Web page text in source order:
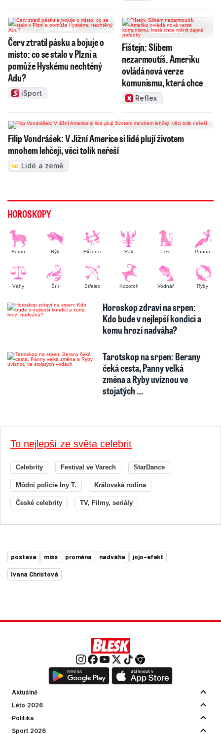
Červ ztratil pásku a bojuje o
místo: co se stalo v Plzni a
pomůže Hyskému nechtěný
Adu?
iSport
Fištejn: Slibem
nezarmoutíš. Ameriku
ovládá nová verze
komunismu, která chce
měnit zajeté pořádky
Reflex
Filip Vondrášek: V Jižní Americe si lidé plují životem
mnohem lehčeji, věci tolik neřeší
Lidé a země
HOROSKOPY
Beran Býk Blíženci Rak Lev Panna
Váhy Štír Střelec Kozoroh Vodnář Ryby
Horoskop zdraví na srpen:
Kdo bude v nejlepší kondici a
komu hrozí nadváha?
Tarotskop na srpen: Berany
čeká cesta, Panny velká
změna a Ryby uvíznou ve
stojatých …
To nejlepší ze světa celebrit
Celebrity Festival ve Varech StarDance
Módní policie Iny T. Královská rodina
České celebrity TV, Filmy, seriály
postava miss proměna nadváha jojo-efekt
Ivana Christová
Aktuálně
Léto 2026
Politika
Sport 2026